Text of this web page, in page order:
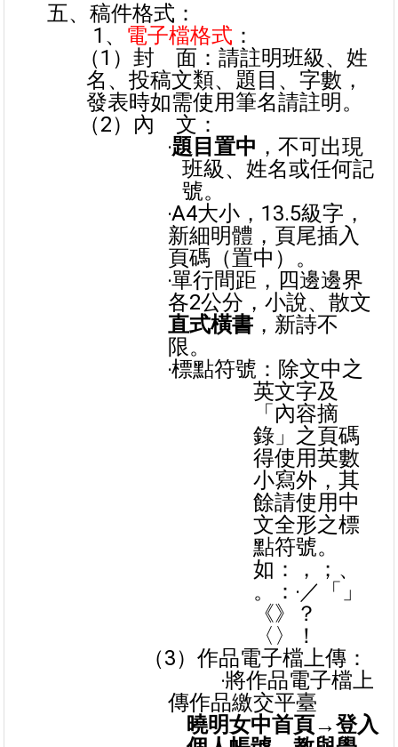
五、稿件格式：
1 、 電子檔格式 ：
（1）封
面：請註明班級、姓
名、投稿文類、題目、字數，
發表時如需使用筆名請註明。
（2）內
文：
‧題目置中 ，不可出現
班級、姓名或任何記
號。
‧A4大小，13.5級字，
新細明體，頁尾插入
頁碼（置中）。
‧單行間距，四邊邊界
各2公分，小說、散文
直式橫書 ，新詩不
限。
‧標點符號：除文中之
英文字及
「內容摘
錄」之頁碼
得使用英數
小寫外，其
餘請使用中
文全形之標
點符號。
如：，；、
。：‧／「」
《》？
〈〉！
（3）作品電子檔上傳：
‧將作品電子檔上
傳作品繳交平臺
曉明女中首頁→登入